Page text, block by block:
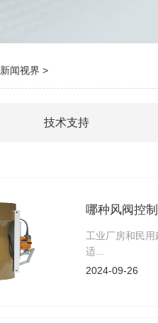
新闻视界 >
技术支持
哪种风阀控
工业厂房和民
适...
2024-09-26